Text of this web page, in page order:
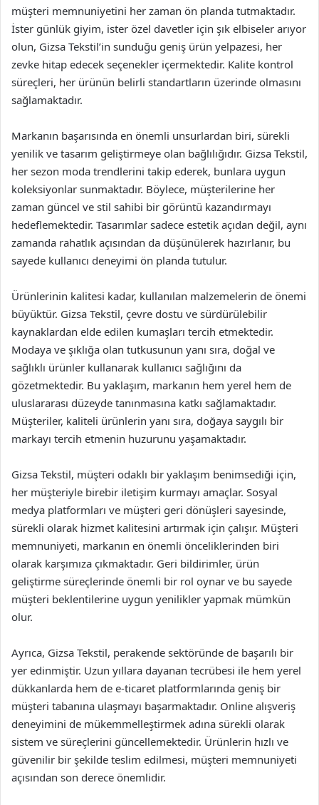
müşteri memnuniyetini her zaman ön planda tutmaktadır.
İster günlük giyim, ister özel davetler için şık elbiseler arıyor
olun, Gizsa Tekstil’in sunduğu geniş ürün yelpazesi, her
zevke hitap edecek seçenekler içermektedir. Kalite kontrol
süreçleri, her ürünün belirli standartların üzerinde olmasını
sağlamaktadır.
Markanın başarısında en önemli unsurlardan biri, sürekli
yenilik ve tasarım geliştirmeye olan bağlılığıdır. Gizsa Tekstil,
her sezon moda trendlerini takip ederek, bunlara uygun
koleksiyonlar sunmaktadır. Böylece, müşterilerine her
zaman güncel ve stil sahibi bir görüntü kazandırmayı
hedeflemektedir. Tasarımlar sadece estetik açıdan değil, aynı
zamanda rahatlık açısından da düşünülerek hazırlanır, bu
sayede kullanıcı deneyimi ön planda tutulur.
Ürünlerinin kalitesi kadar, kullanılan malzemelerin de önemi
büyüktür. Gizsa Tekstil, çevre dostu ve sürdürülebilir
kaynaklardan elde edilen kumaşları tercih etmektedir.
Modaya ve şıklığa olan tutkusunun yanı sıra, doğal ve
sağlıklı ürünler kullanarak kullanıcı sağlığını da
gözetmektedir. Bu yaklaşım, markanın hem yerel hem de
uluslararası düzeyde tanınmasına katkı sağlamaktadır.
Müşteriler, kaliteli ürünlerin yanı sıra, doğaya saygılı bir
markayı tercih etmenin huzurunu yaşamaktadır.
Gizsa Tekstil, müşteri odaklı bir yaklaşım benimsediği için,
her müşteriyle birebir iletişim kurmayı amaçlar. Sosyal
medya platformları ve müşteri geri dönüşleri sayesinde,
sürekli olarak hizmet kalitesini artırmak için çalışır. Müşteri
memnuniyeti, markanın en önemli önceliklerinden biri
olarak karşımıza çıkmaktadır. Geri bildirimler, ürün
geliştirme süreçlerinde önemli bir rol oynar ve bu sayede
müşteri beklentilerine uygun yenilikler yapmak mümkün
olur.
Ayrıca, Gizsa Tekstil, perakende sektöründe de başarılı bir
yer edinmiştir. Uzun yıllara dayanan tecrübesi ile hem yerel
dükkanlarda hem de e-ticaret platformlarında geniş bir
müşteri tabanına ulaşmayı başarmaktadır. Online alışveriş
deneyimini de mükemmelleştirmek adına sürekli olarak
sistem ve süreçlerini güncellemektedir. Ürünlerin hızlı ve
güvenilir bir şekilde teslim edilmesi, müşteri memnuniyeti
açısından son derece önemlidir.